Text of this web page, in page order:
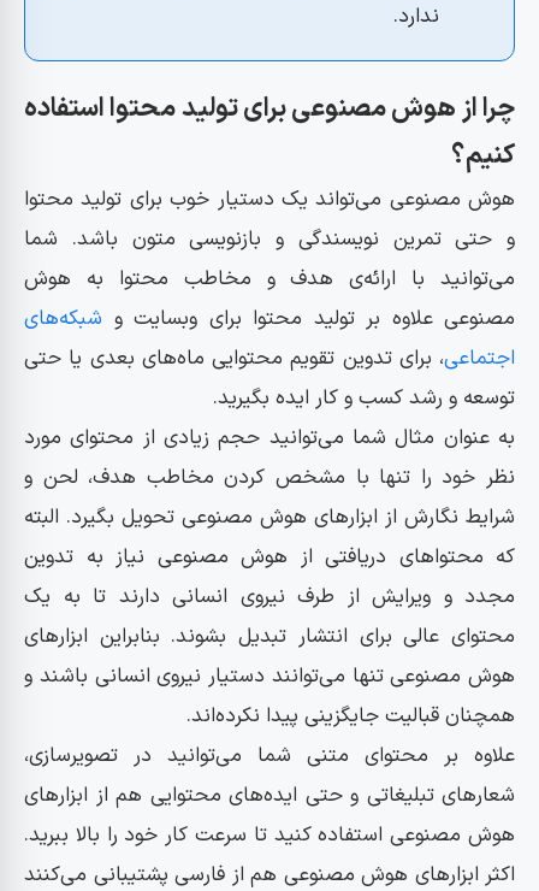
محتوا با من| محتوای تخصصی با هوش مصنوعی فارسی
چت کیوتی| پلتفرمی کامل برای استفاده از هوش مصنوعی
مقایسه پلتفرم‌های فارسی هوش مصنوعی
4 ابزار هوش مصنوعی برای طراحی لوگو
brandmark
logoai
Logomaster
logo.com
مقایسه لوگوسازهای هوش مصنوعی
با ابزارهای هوش مصنوعی کسب و کار خود را اداره کنید
ندارد.
چرا از هوش مصنوعی برای تولید محتوا استفاده
کنیم؟
هوش مصنوعی می‌تواند یک دستیار خوب برای تولید محتوا
و حتی تمرین نویسندگی و بازنویسی متون باشد. شما
می‌توانید با ارائه‌ی هدف و مخاطب محتوا به هوش
مصنوعی علاوه بر تولید محتوا برای وبسایت و شبکه‌های
اجتماعی، برای تدوین تقویم محتوایی ماه‌های بعدی یا حتی
توسعه و رشد کسب و کار ایده بگیرید.
به عنوان مثال شما می‌توانید حجم زیادی از محتوای مورد
نظر خود را تنها با مشخص کردن مخاطب هدف، لحن و
شرایط نگارش از ابزارهای هوش مصنوعی تحویل بگیرد. البته
که محتواهای دریافتی از هوش مصنوعی نیاز به تدوین
مجدد و ویرایش از طرف نیروی انسانی دارند تا به یک
محتوای عالی برای انتشار تبدیل بشوند. بنابراین ابزارهای
هوش مصنوعی تنها می‌توانند دستیار نیروی انسانی باشند و
همچنان قبالیت جایگزینی پیدا نکرده‌اند.
علاوه بر محتوای متنی شما می‌توانید در تصویرسازی،
شعارهای تبلیغاتی و حتی ایده‌های محتوایی هم از ابزارهای
هوش مصنوعی استفاده کنید تا سرعت کار خود را بالا ببرید.
اکثر ابزارهای هوش مصنوعی هم از فارسی پشتیبانی می‌کنند